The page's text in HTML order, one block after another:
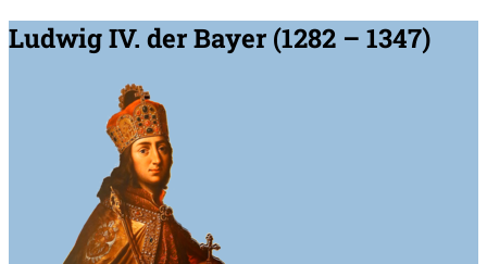
Ludwig IV. der Bayer (1282 – 1347)